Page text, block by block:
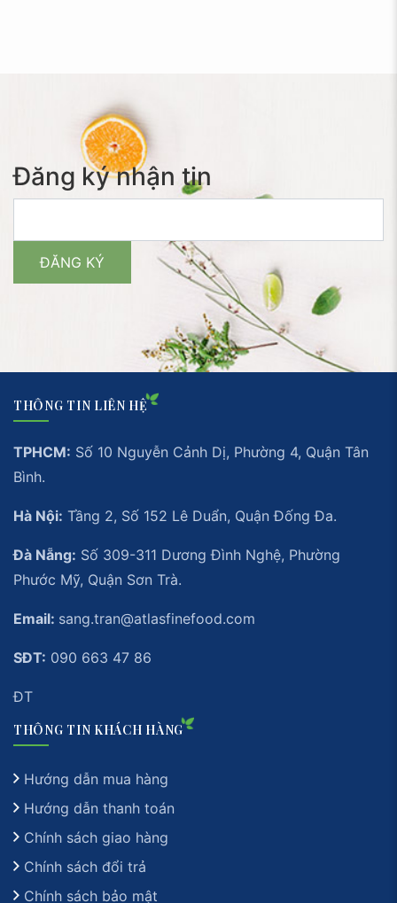
Đăng ký nhận tin
THÔNG TIN LIÊN HỆ
TPHCM: Số 10 Nguyễn Cảnh Dị, Phường 4, Quận Tân
Bình.
Hà Nội: Tầng 2, Số 152 Lê Duẩn, Quận Đống Đa.
Đà Nẵng: Số 309-311 Dương Đình Nghệ, Phường
Phước Mỹ, Quận Sơn Trà.
Email: sang.tran@atlasfinefood.com
SĐT: 090 663 47 86
ĐT
THÔNG TIN KHÁCH HÀNG
Hướng dẫn mua hàng
Hướng dẫn thanh toán
Chính sách giao hàng
Chính sách đổi trả
Chính sách bảo mật